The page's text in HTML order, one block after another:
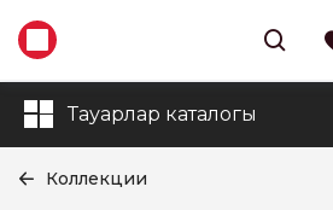
Тауарлар каталогы
Коллекции